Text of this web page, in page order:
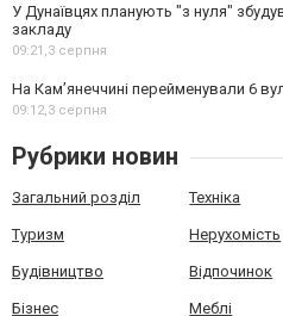
У Дунаївцях планують "з нуля"
закладу
09:21,3 серпня
На Камʼянеччині перейменували 6
09:12,3 серпня
Рубрики новин
Загальний розділ Техніка
Туризм Нерухомість
Будівництво Відпочинок
Бізнес Меблі